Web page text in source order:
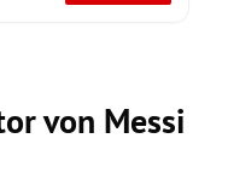
von Messi